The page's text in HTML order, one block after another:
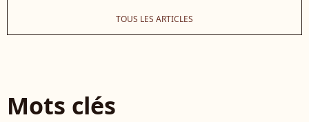
TOUS LES ARTICLES
Mots clés